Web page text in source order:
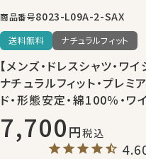
商品番号8023-L09A-2-SAX
送料無料 ナチュラルフィット
【メンズ・ドレスシャツ・ワイ
ナチュラルフィット・プレミ
ド・形態安定・綿100％・ワ
7,700 税込